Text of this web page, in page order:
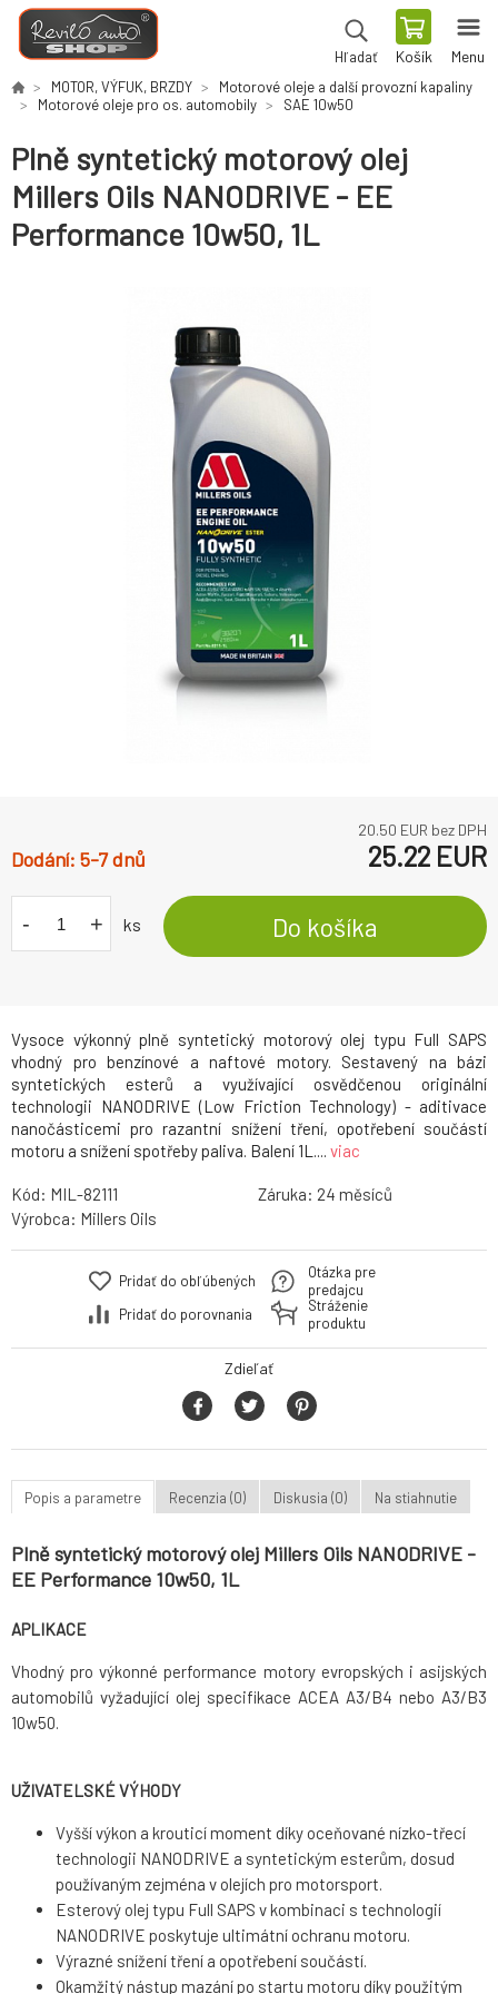
Hľadať Košík Menu
MOTOR, VÝFUK, BRZDY
Motorové oleje a další provozní kapaliny
Motorové oleje pro os. automobily
SAE 10w50
Plně syntetický motorový olej
Millers Oils NANODRIVE - EE
Performance 10w50, 1L
Vysoce výkonný plně syntetický motorový olej typu Full SAPS
vhodný pro benzínové a naftové motory. Sestavený na bázi
syntetických esterů a využívající osvědčenou originální
technologii NANODRIVE (Low Friction Technology) - aditivace
nanočásticemi pro razantní snížení tření, opotřebení součástí
motoru a snížení spotřeby paliva. Balení 1L.... viac
20.50 EUR bez DPH
5-7 dnů 25.22 EUR
- + ks Do košíka
Kód: MIL-82111 Záruka: 24
Výrobca: Millers Oils
Pridať do obľúbených
Pridať do porovnania
Otázka pre
predajcu
Stráženie
produktu
Zdieľať
Popis a parametre Recenzia (0) Diskusia (0) Na stiahnutie
Plně syntetický motorový olej Millers Oils NANODRIVE -
EE Performance 10w50, 1L
APLIKACE
Vhodný pro výkonné performance motory evropských i asijských
automobilů vyžadující olej specifikace ACEA A3/B4 nebo A3/B3
10w50.
UŽIVATELSKÉ VÝHODY
Vyšší výkon a krouticí moment díky oceňované nízko-třecí
technologii NANODRIVE a syntetickým esterům, dosud
používaným zejména v olejích pro motorsport.
Esterový olej typu Full SAPS v kombinaci s technologií
NANODRIVE poskytuje ultimátní ochranu motoru.
Výrazné snížení tření a opotřebení součástí.
Okamžitý nástup mazání po startu motoru díky použitým